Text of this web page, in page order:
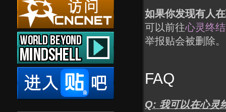
如果你发现有人
可以前往心灵终
举报贴会被删除。
FAQ
Q: 我可以在心灵